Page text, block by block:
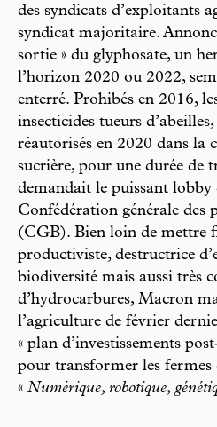
des syndicats d’exploitants
syndicat majoritaire.
sortie » du glyphosate, un
l’horizon 2020 ou 2022,
enterré. Prohibés en 2016,
insecticides tueurs
réautorisés en 2020 dans la
sucrière, pour une durée de
demandait le puissant lobby
Confédération générale des
(CGB). Bien loin de mettre
productiviste, destructrice
biodiversité mais aussi très
d’hydrocarbures, Macron
l’agriculture de février
« plan d’investissements
pour transformer les fermes
« Numérique, robotique,